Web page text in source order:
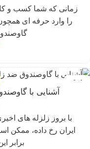
زمانی که شما کسب و
را وارد حرفه ای
14
آشنایی با
با بروز زلزله های
ایران رخ داده، ممکن
برابر